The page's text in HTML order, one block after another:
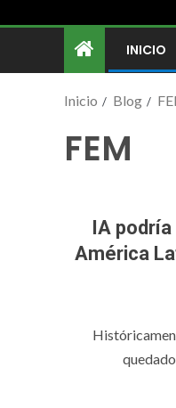
INICIO
Inicio Blog
FEM
IA
América